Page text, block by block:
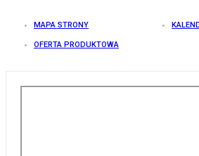
MAPA STRONY
OFERTA PRODUKTOWA